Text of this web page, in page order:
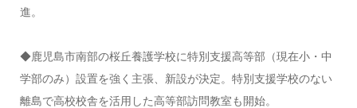
進。
◆鹿児島市南部の桜丘養護学校に特別支援高等部（現在小・中
学部のみ）設置を強く主張、新設が決定。特別支援学校のない
離島で高校校舎を活用した高等部訪問教室も開始。